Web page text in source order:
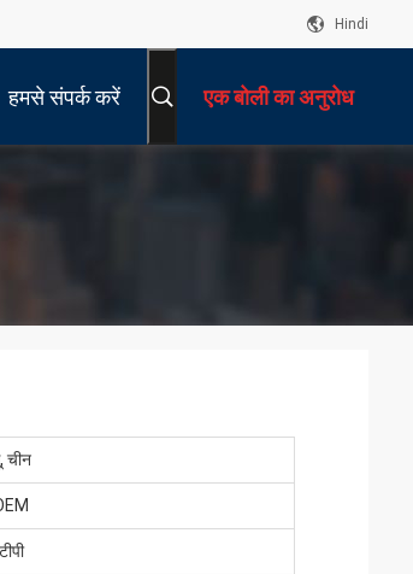
Hindi
हमसे संपर्क करें एक बोली का अनुरोध
चीन